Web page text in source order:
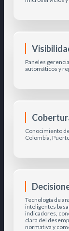
Paneles
automáticos y
Conocimiento
Colombia,
Tecnología de
inteligentes
indicadores,
clara del
normativa y